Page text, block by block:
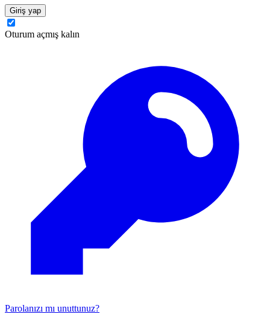
Giriş yap
Oturum açmış kalın
Parolanızı mı unuttunuz?